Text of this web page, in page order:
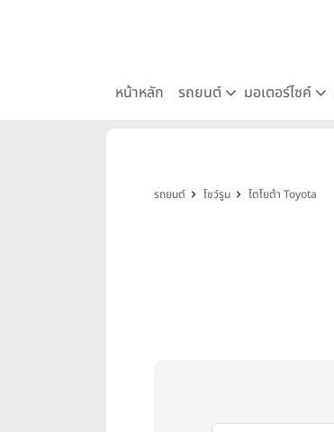
หน้าหลัก รถยนต์ มอเตอร์ไซค์
รถยนต์ โชว์รูม โตโยต้า Toyota